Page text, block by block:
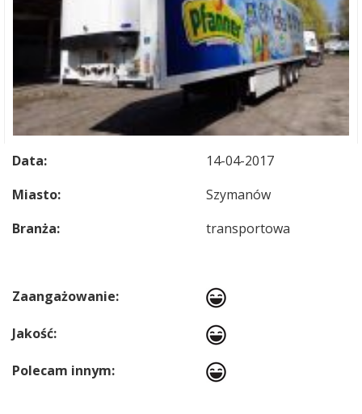
Data:
14-04-2017
Miasto:
Szymanów
Branża:
transportowa
Zaangażowanie:
Jakość:
Polecam innym: